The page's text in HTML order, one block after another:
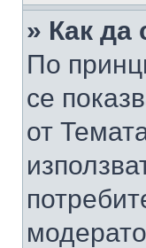
» Как да
По
се
от